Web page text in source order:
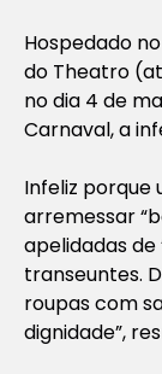
Hospedado
do Theatro
no dia 4 de
Carnaval, a
Infeliz porque
arremessar
apelidadas de
transeuntes.
roupas com
dignidade”,